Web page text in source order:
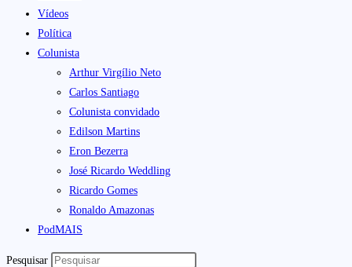
Vídeos
Política
Colunista
Arthur Virgílio Neto
Carlos Santiago
Colunista convidado
Edilson Martins
Eron Bezerra
José Ricardo Weddling
Ricardo Gomes
Ronaldo Amazonas
PodMAIS
Pesquisar